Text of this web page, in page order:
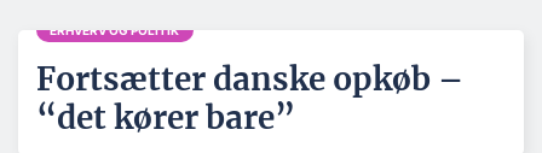
ERHVERV OG POLITIK
Fortsætter danske opkøb –
“det kører bare”